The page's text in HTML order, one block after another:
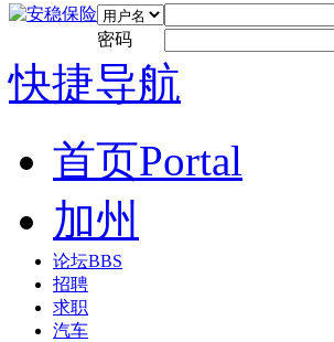
密码
快捷导航
首页Portal
加州
论坛BBS
招聘
求职
汽车